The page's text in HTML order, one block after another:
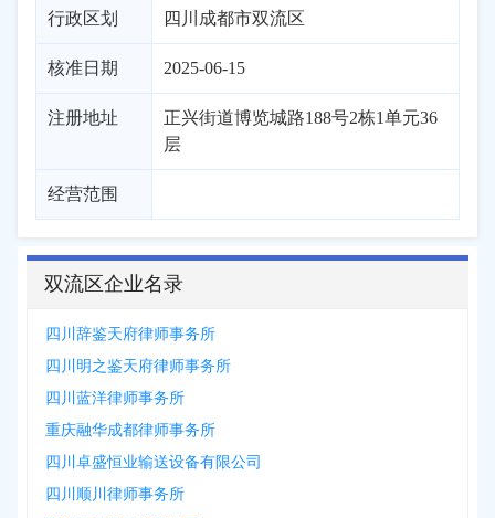
行政区划 四川 成都市双流区
核准日期 2025-06-15
注册地址
正兴街道博览城路188号2栋1单元36
层
经营范围
双流区企业名录
四川辞鉴天府律师事务所
四川明之鉴天府律师事务所
四川蓝洋律师事务所
重庆融华成都律师事务所
四川卓盛恒业输送设备有限公司
四川顺川律师事务所